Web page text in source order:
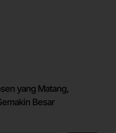
yang Matang,
Besar